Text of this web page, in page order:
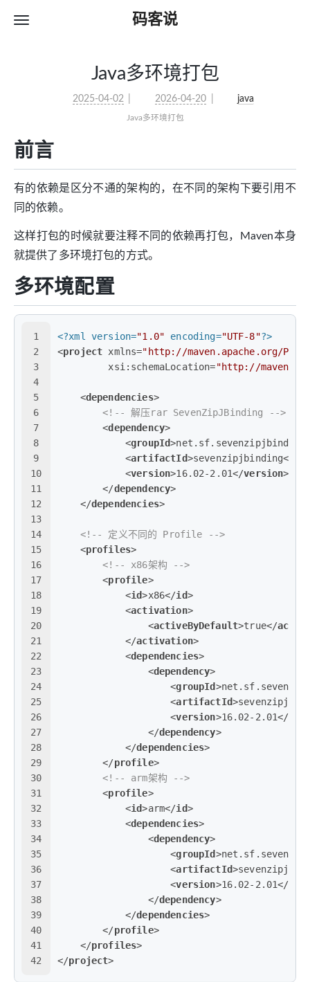
码客说
Java多环境打包
2025-04-02 2026-04-20 java
Java多环境打包
前言
有的依赖是区分不通的架构的，在不同的架构下要引用不
同的依赖。
这样打包的时候就要注释不同的依赖再打包，Maven本身
就提供了多环境打包的方式。
多环境配置
1
2
3
4
5
6
7
8
9
10
11
12
13
14
15
16
17
18
19
20
21
22
23
24
25
26
27
28
29
30
31
32
33
34
35
36
37
38
39
40
41
42
<?xml version="1.0" encoding="UTF-8"?>
<project xmlns="http://maven.apache.org/
xsi:schemaLocation="http://
<dependencies>
<!-- 解压rar SevenZipJBinding -->
<dependency>
<groupId>net.sf.sevenzipjbinding
<artifactId>sevenzipjbinding</
<version>16.02-2.01</version>
</dependency>
</dependencies>
<!-- 定义不同的 Profile -->
<profiles>
<!-- x86架构 -->
<profile>
<id>x86</id>
<activation>
<activeByDefault>true</
</activation>
<dependencies>
<dependency>
<groupId>
<artifactId>
<version>16.02-2.01</
</dependency>
</dependencies>
</profile>
<!-- arm架构 -->
<profile>
<id>arm</id>
<dependencies>
<dependency>
<groupId>
<artifactId>
<version>16.02-2.01</
</dependency>
</dependencies>
</profile>
</profiles>
</project>